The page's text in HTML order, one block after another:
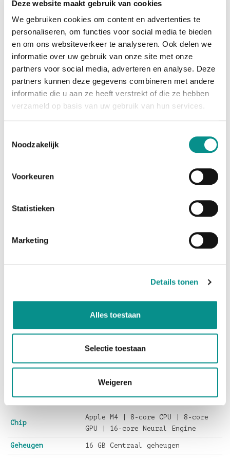
Deze website maakt gebruik van cookies
We gebruiken cookies om content en advertenties te
personaliseren, om functies voor social media te bieden
en om ons websiteverkeer te analyseren. Ook delen we
informatie over uw gebruik van onze site met onze
partners voor social media, adverteren en analyse. Deze
partners kunnen deze gegevens combineren met andere
informatie die u aan ze heeft verstrekt of die ze hebben
verzameld op basis van uw gebruik van hun services.
Noodzakelijk
Voorkeuren
Statistieken
Marketing
Details tonen
Alles toestaan
Selectie toestaan
Weigeren
met iPhone, dus je berichten en telefoontjes gaan
direct naar je iMac. En met een scala aan kleuren om
Kleine chip. Immense vooruitgang.
De Apple M4-chip combineert een heel systeem op één
chip: processor, graphics én geheugen. Zo gaat alles
razendsnel, van familiefoto’s bewerken tot kolossale
RAW-bibliotheken beheren in Lightroom. Ontdek een
sneller dan ooit en je kunt probleemloos
honderden tabbladen tegelijk open laten staan. iMac
is speciaal
aan de slag met je favoriete iPhone- en iPad- apps.
Dat is
, heeft16GB Centraal
met 8-core CPU en 8-core GPU
Verder is deze iMac voorzien van het4,5K Retina-
voor superscherp beeld en
een1080pFaceTime HD-camera,WiFi 6 entwee
Chip
Apple M4 | 8-core CPU | 8-core
GPU | 16-core Neural Engine
Geheugen 16 GB Centraal geheugen